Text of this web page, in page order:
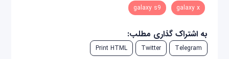
galaxy x
galaxy s9
به اشتراک گذاری مطلب:
Telegram
Twitter
Print HTML